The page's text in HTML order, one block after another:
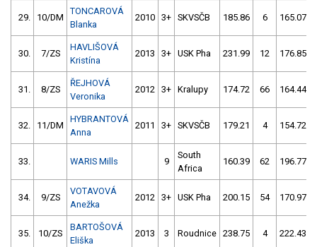
29. 10/DM
TONCAROVÁ
Blanka
2010 3+ SKVSČB 185.86 6 165.07
30. 7/ZS
HAVLIŠOVÁ
Kristína
2013 3+ USK Pha 231.99 12 176.85
31. 8/ZS
ŘEJHOVÁ
Veronika
2012 3+ Kralupy 174.72 66 164.44
32. 11/DM
HYBRANTOVÁ
Anna
2011 3+ SKVSČB 179.21 4 154.72
33. WARIS Mills 9
South
Africa
160.39 62 196.77
34. 9/ZS
VOTAVOVÁ
Anežka
2012 3+ USK Pha 200.15 54 170.97
35. 10/ZS
BARTOŠOVÁ
Eliška
2013 3 Roudnice 238.75 4 222.43